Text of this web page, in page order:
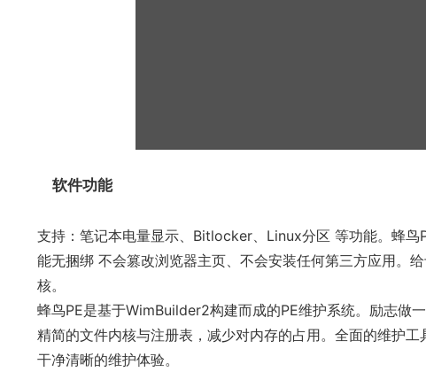
软件功能
支持：笔记本电量显示、Bitlocker、Linux分区 等功能。蜂
能无捆绑 不会篡改浏览器主页、不会安装任何第三方应用。
核。
蜂鸟PE是基于WimBuilder2构建而成的PE维护系统。励志做
精简的文件内核与注册表，减少对内存的占用。全面的维护
干净清晰的维护体验。